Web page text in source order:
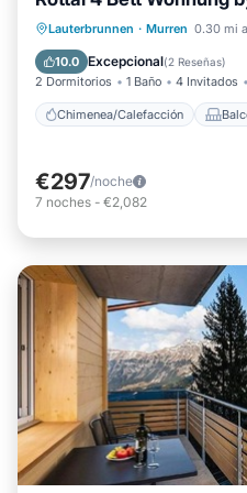
Lauterbrunnen · Murren 0.30 mi
10.0 Excepcional(2 Reseñas)
2 Dormitorios 1 Baño 4 Invitados
Chimenea/Calefacción
Chimenea/Calefacción
Cocina
Internet
€297/noche
7 noches - €2,082